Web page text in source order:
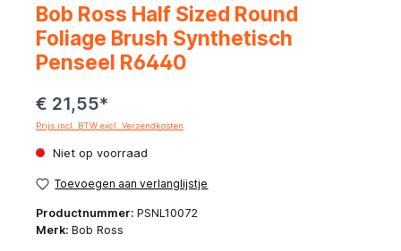
Bob Ross Half Sized Round
Foliage Brush Synthetisch
Penseel R6440
€ 21,55*
Prijs incl. BTW excl. Verzendkosten
Niet op voorraad
Toevoegen aan verlanglijstje
Productnummer: PSNL10072
Merk: Bob Ross